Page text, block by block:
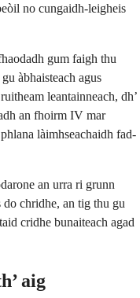
no cungaidh-leigheis
gum faigh thu
àbhaisteach agus
leantainneach, dh’
an fhoirm IV mar
làimhseachaidh fad-
an urra ri grunn
do chridhe, an tig thu gu
cridhe bunaiteach agad
aig